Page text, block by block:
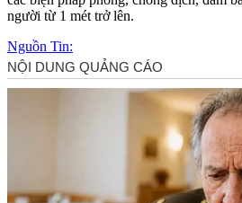
người từ 1 mét trở lên.
Nguồn Tin: